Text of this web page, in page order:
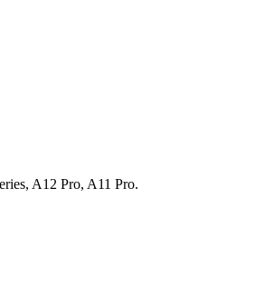
A12 Pro, A11 Pro.